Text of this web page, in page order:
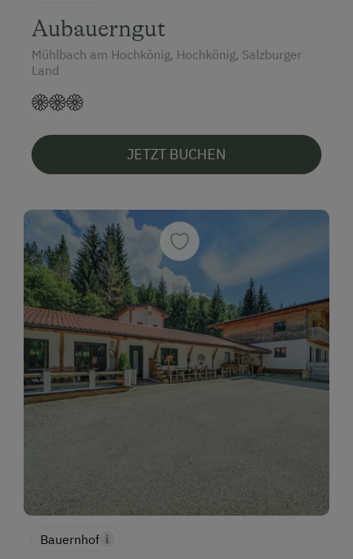
Aubauerngut
Mühlbach am Hochkönig, Hochkönig, Salzburger
Land
JETZT BUCHEN
Bauernhof